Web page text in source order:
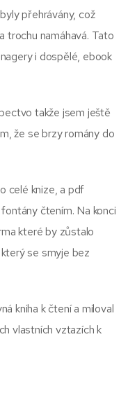
přehrávány, což
trochu namáhavá. Tato
i dospělé, ebook
takže jsem ještě
že se brzy romány do
celé knize, a pdf
čtením. Na konci
které by zůstalo
se smyje bez
kniha k čtení a miloval
vlastních vztazích k